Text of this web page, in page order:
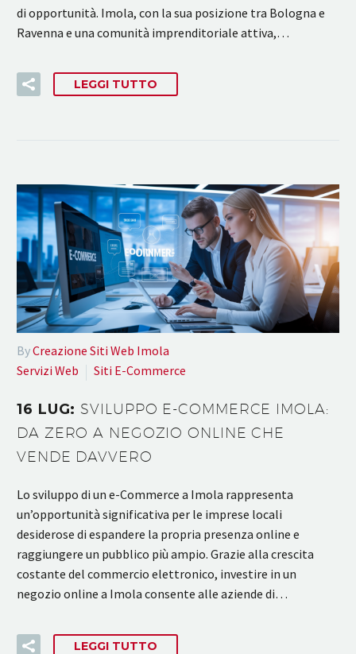
di opportunità. Imola, con la sua posizione tra Bologna e
Ravenna e una comunità imprenditoriale attiva,…
LEGGI TUTTO
ByCreazione Siti Web Imola
Servizi Web
Siti E-Commerce
16 LUG: SVILUPPO E-COMMERCE IMOLA:
DA ZERO A NEGOZIO ONLINE CHE
VENDE DAVVERO
Lo sviluppo di un e-Commerce a Imola rappresenta
un’opportunità significativa per le imprese locali
desiderose di espandere la propria presenza online e
raggiungere un pubblico più ampio. Grazie alla crescita
costante del commercio elettronico, investire in un
negozio online a Imola consente alle aziende di…
LEGGI TUTTO